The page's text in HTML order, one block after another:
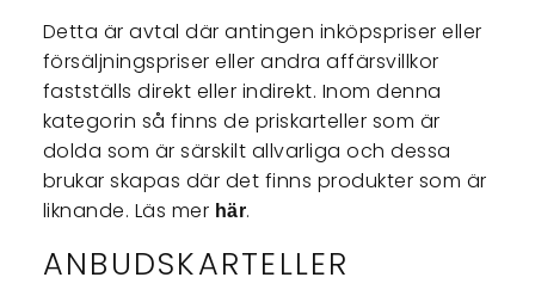
Detta är avtal där antingen inköpspriser eller
försäljningspriser eller andra affärsvillkor
fastställs direkt eller indirekt. Inom denna
kategorin så finns de priskarteller som är
dolda som är särskilt allvarliga och dessa
brukar skapas där det finns produkter som är
liknande. Läs mer här.
ANBUDSKARTELLER